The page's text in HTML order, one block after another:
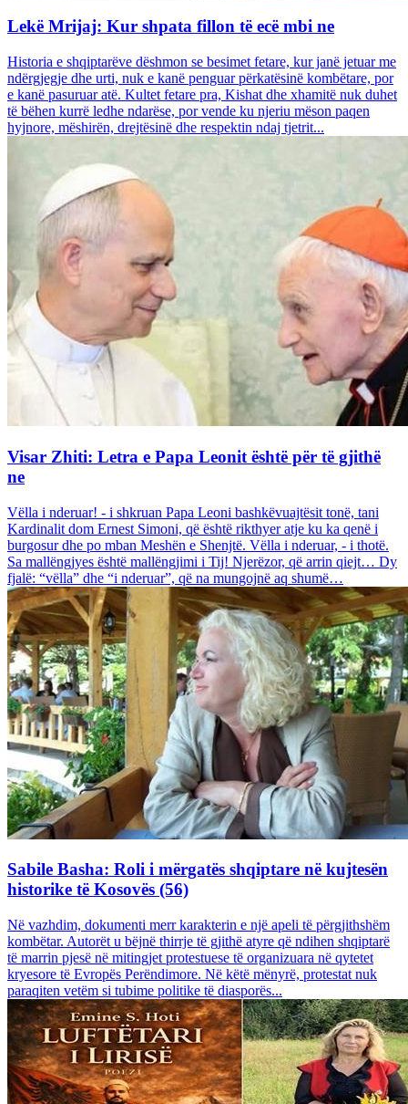
Lekë Mrijaj: Kur shpata fillon të ecë mbi ne
Historia e shqiptarëve dëshmon se besimet fetare, kur janë jetuar me
ndërgjegje dhe urti, nuk e kanë penguar përkatësinë kombëtare, por
e kanë pasuruar atë. Kultet fetare pra, Kishat dhe xhamitë nuk duhet
të bëhen kurrë ledhe ndarëse, por vende ku njeriu mëson paqen
hyjnore, mëshirën, drejtësinë dhe respektin ndaj tjetrit...
Visar Zhiti: Letra e Papa Leonit është për të gjithë
ne
Vëlla i nderuar! - i shkruan Papa Leoni bashkëvuajtësit tonë, tani
Kardinalit dom Ernest Simoni, që është rikthyer atje ku ka qenë i
burgosur dhe po mban Meshën e Shenjtë. Vëlla i nderuar, - i thotë.
Sa mallëngjyes është mallëngjimi i Tij! Njerëzor, që arrin qiejt… Dy
fjalë: “vëlla” dhe “i nderuar”, që na mungojnë aq shumë…
Sabile Basha: Roli i mërgatës shqiptare në kujtesën
historike të Kosovës (56)
Në vazhdim, dokumenti merr karakterin e një apeli të përgjithshëm
kombëtar. Autorët u bëjnë thirrje të gjithë atyre që ndihen shqiptarë
të marrin pjesë në mitingjet protestuese të organizuara në qytetet
kryesore të Evropës Perëndimore. Në këtë mënyrë, protestat nuk
paraqiten vetëm si tubime politike të diasporës...